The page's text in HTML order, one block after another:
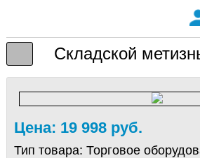
Складской
Цена: 19 998 руб.
Тип товара: Торговое